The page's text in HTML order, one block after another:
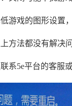
游戏的图形设置
方法都没有解决
系5e平台的客服